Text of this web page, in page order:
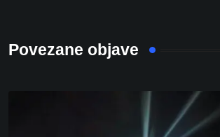
Povezane objave